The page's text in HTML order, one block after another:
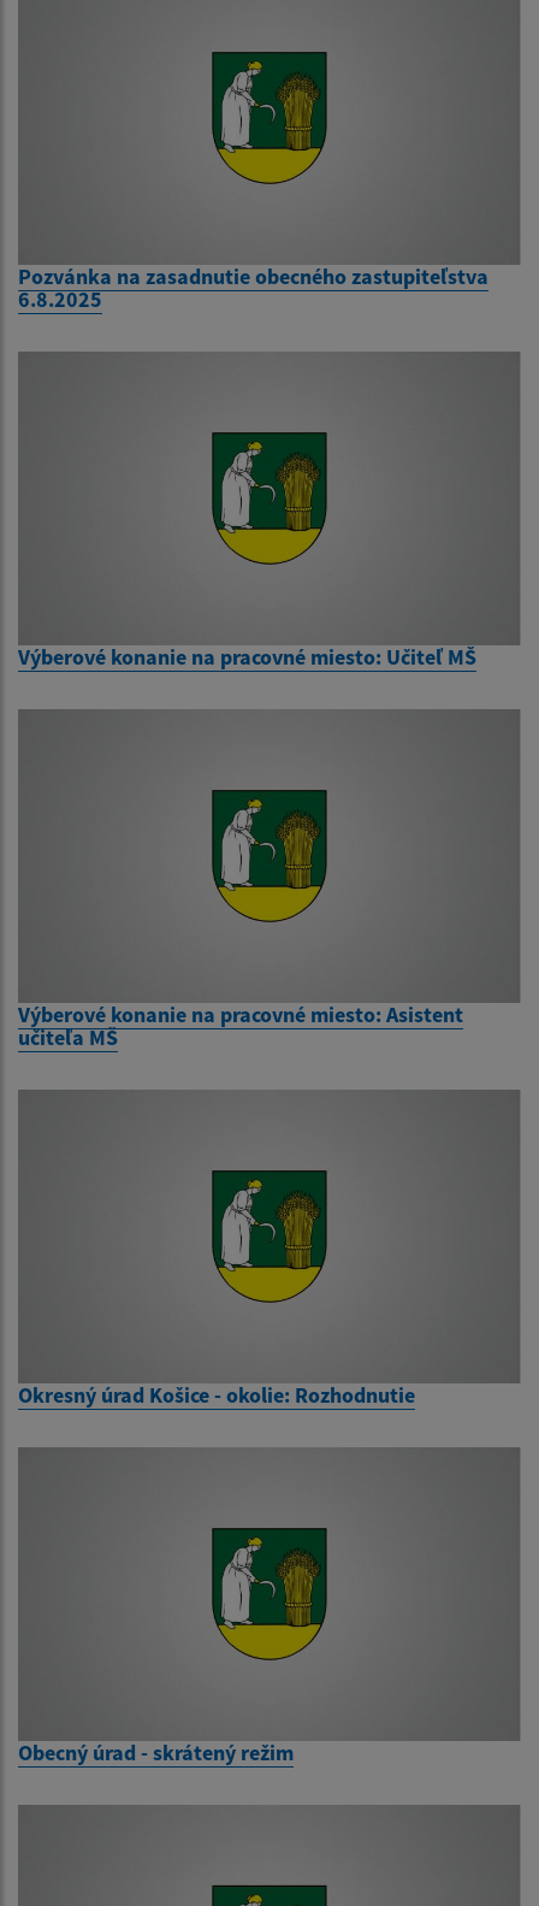
Pozvánka na zasadnutie obecného zastupiteľstva
6.8.2025
Výberové konanie na pracovné miesto: Učiteľ MŠ
Výberové konanie na pracovné miesto: Asistent
učiteľa MŠ
Okresný úrad Košice - okolie: Rozhodnutie
Obecný úrad - skrátený režim